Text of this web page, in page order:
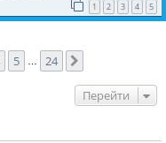
1 2 3 4 5
5 24
Перейти